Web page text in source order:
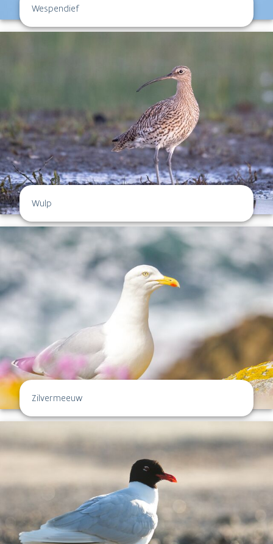
Wespendief
Wulp
Zilvermeeuw